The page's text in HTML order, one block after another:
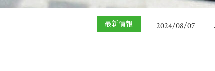
最新情報
2024/08/07
2020/01/08